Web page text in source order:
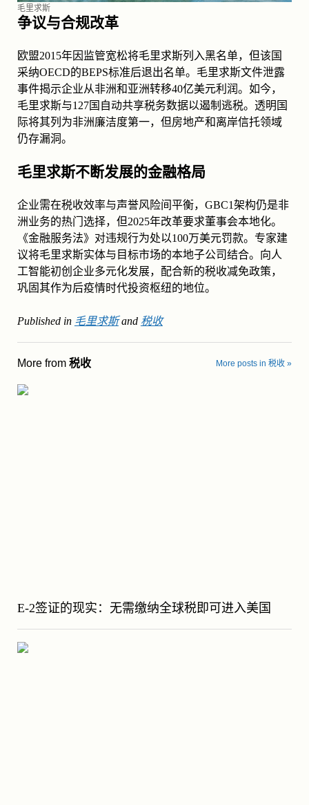
毛里求斯
争议与合规改革
欧盟2015年因监管宽松将毛里求斯列入黑名单，但该国
采纳OECD的BEPS标准后退出名单。毛里求斯文件泄露
事件揭示企业从非洲和亚洲转移40亿美元利润。如今，
毛里求斯与127国自动共享税务数据以遏制逃税。透明国
际将其列为非洲廉洁度第一，但房地产和离岸信托领域
仍存漏洞。
毛里求斯不断发展的金融格局
企业需在税收效率与声誉风险间平衡，GBC1架构仍是非
洲业务的热门选择，但2025年改革要求董事会本地化。
《金融服务法》对违规行为处以100万美元罚款。专家建
议将毛里求斯实体与目标市场的本地子公司结合。向人
工智能初创企业多元化发展，配合新的税收减免政策，
巩固其作为后疫情时代投资枢纽的地位。
Published in 毛里求斯and 税收
More from 税收 More posts in 税收 »
E-2签证的现实：无需缴纳全球税即可进入美国